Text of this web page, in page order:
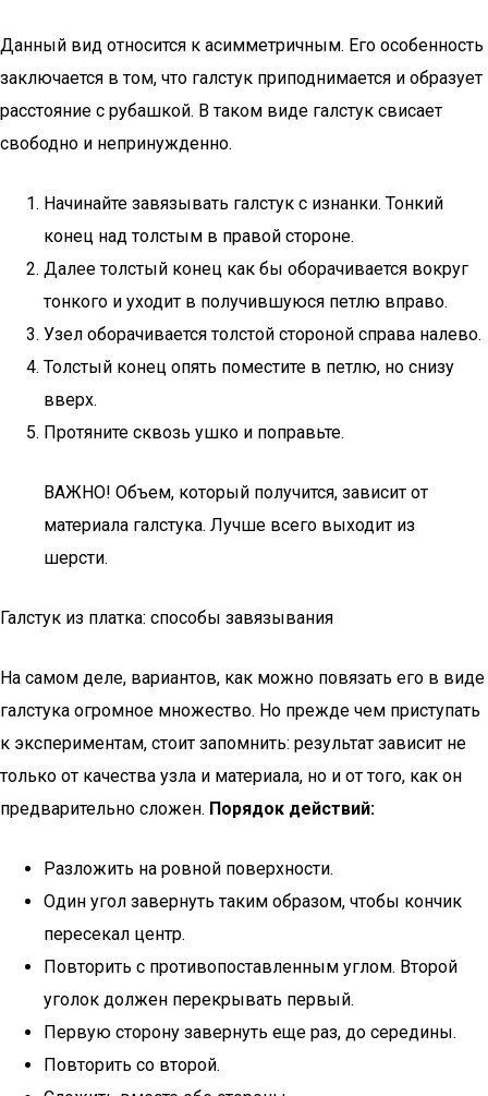
Данный вид относится к асимметричным. Его особенность
заключается в том, что галстук приподнимается и образует
расстояние с рубашкой. В таком виде галстук свисает
свободно и непринужденно.
Начинайте завязывать галстук с изнанки. Тонкий
конец над толстым в правой стороне.
Далее толстый конец как бы оборачивается вокруг
тонкого и уходит в получившуюся петлю вправо.
Узел оборачивается толстой стороной справа налево.
Толстый конец опять поместите в петлю, но снизу
вверх.
Протяните сквозь ушко и поправьте.
ВАЖНО! Объем, который получится, зависит от
материала галстука. Лучше всего выходит из
шерсти.
Галстук из платка: способы завязывания
На самом деле, вариантов, как можно повязать его в виде
галстука огромное множество. Но прежде чем приступать
к экспериментам, стоит запомнить: результат зависит не
только от качества узла и материала, но и от того, как он
предварительно сложен. Порядок действий:
Разложить на ровной поверхности.
Один угол завернуть таким образом, чтобы кончик
пересекал центр.
Повторить с противопоставленным углом. Второй
уголок должен перекрывать первый.
Первую сторону завернуть еще раз, до середины.
Повторить со второй.